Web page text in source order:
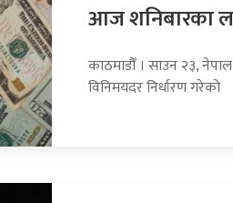
आज शनिबारका
काठमाडौँ । साउन २३,
विनिमयदर निर्धारण गरेको